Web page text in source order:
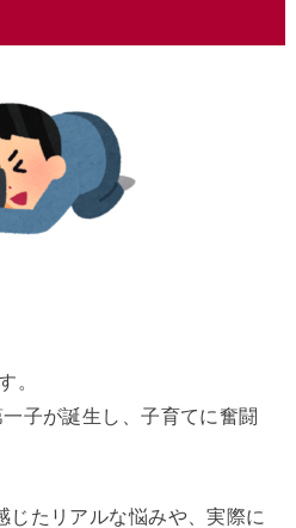
。
子が誕生し、子育てに奮闘
じたリアルな悩みや、実際に